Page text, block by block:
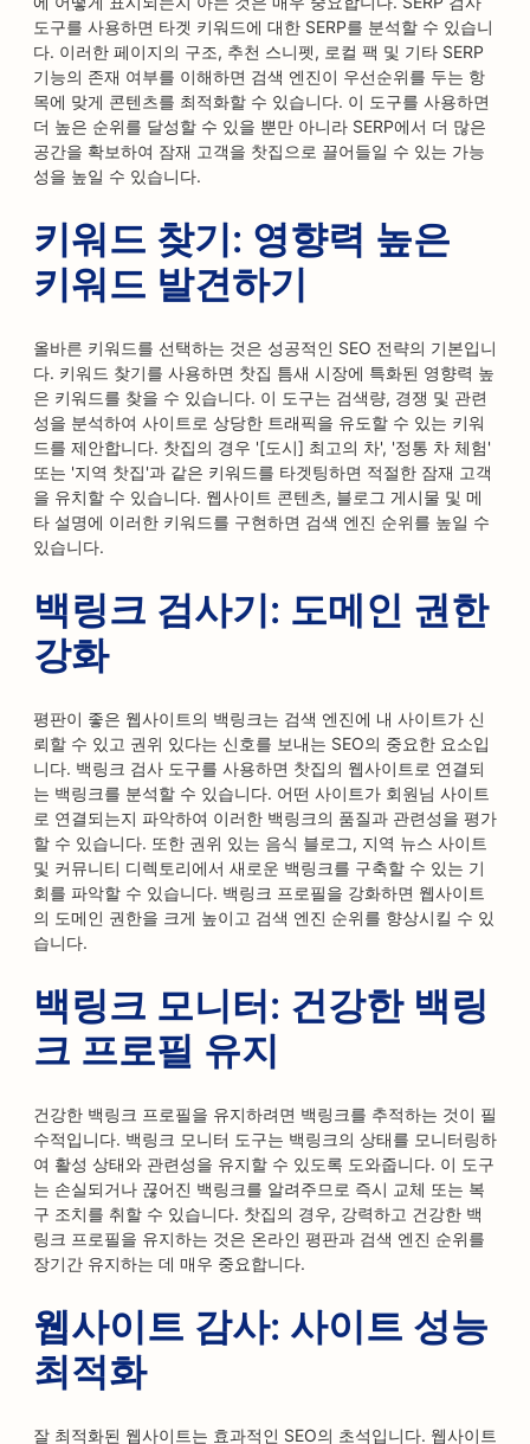
도구를 사용하면 타겟 키워드에 대한 SERP를 분석할 수 있습니
다. 이러한 페이지의 구조, 추천 스니펫, 로컬 팩 및 기타 SERP
기능의 존재 여부를 이해하면 검색 엔진이 우선순위를 두는 항
목에 맞게 콘텐츠를 최적화할 수 있습니다. 이 도구를 사용하면
더 높은 순위를 달성할 수 있을 뿐만 아니라 SERP에서 더 많은
공간을 확보하여 잠재 고객을 찻집으로 끌어들일 수 있는 가능
성을 높일 수 있습니다.
키워드 찾기: 영향력 높은
키워드 발견하기
올바른 키워드를 선택하는 것은 성공적인 SEO 전략의 기본입니
다. 키워드 찾기를 사용하면 찻집 틈새 시장에 특화된 영향력 높
은 키워드를 찾을 수 있습니다. 이 도구는 검색량, 경쟁 및 관련
성을 분석하여 사이트로 상당한 트래픽을 유도할 수 있는 키워
드를 제안합니다. 찻집의 경우 '[도시] 최고의 차', '정통 차 체험'
또는 '지역 찻집'과 같은 키워드를 타겟팅하면 적절한 잠재 고객
을 유치할 수 있습니다. 웹사이트 콘텐츠, 블로그 게시물 및 메
타 설명에 이러한 키워드를 구현하면 검색 엔진 순위를 높일 수
있습니다.
백링크 검사기: 도메인 권한
강화
평판이 좋은 웹사이트의 백링크는 검색 엔진에 내 사이트가 신
뢰할 수 있고 권위 있다는 신호를 보내는 SEO의 중요한 요소입
니다. 백링크 검사 도구를 사용하면 찻집의 웹사이트로 연결되
는 백링크를 분석할 수 있습니다. 어떤 사이트가 회원님 사이트
로 연결되는지 파악하여 이러한 백링크의 품질과 관련성을 평가
할 수 있습니다. 또한 권위 있는 음식 블로그, 지역 뉴스 사이트
및 커뮤니티 디렉토리에서 새로운 백링크를 구축할 수 있는 기
회를 파악할 수 있습니다. 백링크 프로필을 강화하면 웹사이트
의 도메인 권한을 크게 높이고 검색 엔진 순위를 향상시킬 수 있
습니다.
백링크 모니터: 건강한 백링
크 프로필 유지
건강한 백링크 프로필을 유지하려면 백링크를 추적하는 것이 필
수적입니다. 백링크 모니터 도구는 백링크의 상태를 모니터링하
여 활성 상태와 관련성을 유지할 수 있도록 도와줍니다. 이 도구
는 손실되거나 끊어진 백링크를 알려주므로 즉시 교체 또는 복
구 조치를 취할 수 있습니다. 찻집의 경우, 강력하고 건강한 백
링크 프로필을 유지하는 것은 온라인 평판과 검색 엔진 순위를
장기간 유지하는 데 매우 중요합니다.
웹사이트 감사: 사이트 성능
최적화
잘 최적화된 웹사이트는 효과적인 SEO의 초석입니다. 웹사이트